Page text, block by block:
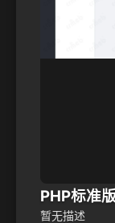
PHP标准
暂无描述